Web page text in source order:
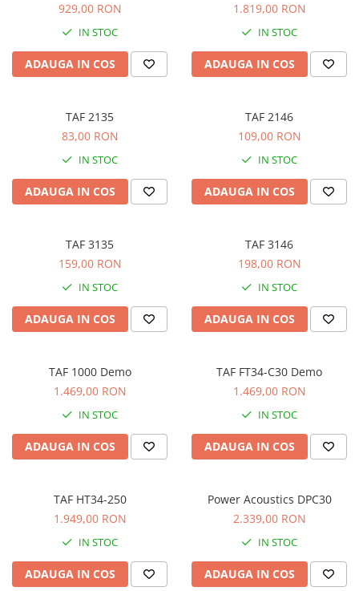
Accesorii de microfoane
Accesorii de rack
Accesorii echipamente de studio
Clape MIDI
Controllere monitoare de studio
Convertoare AD/DA
Interfete audio
Interfete MIDI si Cabluri Midi-USB
Microfoane de studio
Preamplificatoare
Protectii antifonice pentru urechi
Rack studio
Recordere de studio
Sintetizatoare
Standuri si stative de monitoare
Subwoofere de studio
Tratament acustic
Lumini si efecte
Bare Led
Cabluri de Alimentare
Case-uri de lumini
Comenzi si controllere
Ecrane LED
929,00 RON
IN STOC
ADAUGA IN COS
1.819,00 RON
IN STOC
ADAUGA IN COS
TAF 2135
83,00 RON
IN STOC
ADAUGA IN COS
TAF 2146
109,00 RON
IN STOC
ADAUGA IN COS
TAF 3135
159,00 RON
IN STOC
ADAUGA IN COS
TAF 3146
198,00 RON
IN STOC
ADAUGA IN COS
TAF 1000 Demo
1.469,00 RON
IN STOC
ADAUGA IN COS
TAF FT34-C30 Demo
1.469,00 RON
IN STOC
ADAUGA IN COS
TAF HT34-250
1.949,00 RON
IN STOC
ADAUGA IN COS
Power Acoustics DPC30
2.339,00 RON
IN STOC
ADAUGA IN COS